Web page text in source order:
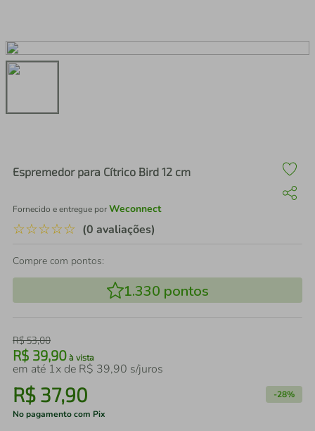
Espremedor para Cítrico Bird 12 cm
Fornecido e entregue porWeconnect
☆☆☆☆☆ (0 avaliações)
Compre com pontos:
1.330 pontos
R$53,00
R$ 39,90 à vista
em até 1x de R$ 39,90 s/juros
R$ 37,90 -28%
No pagamento com Pix